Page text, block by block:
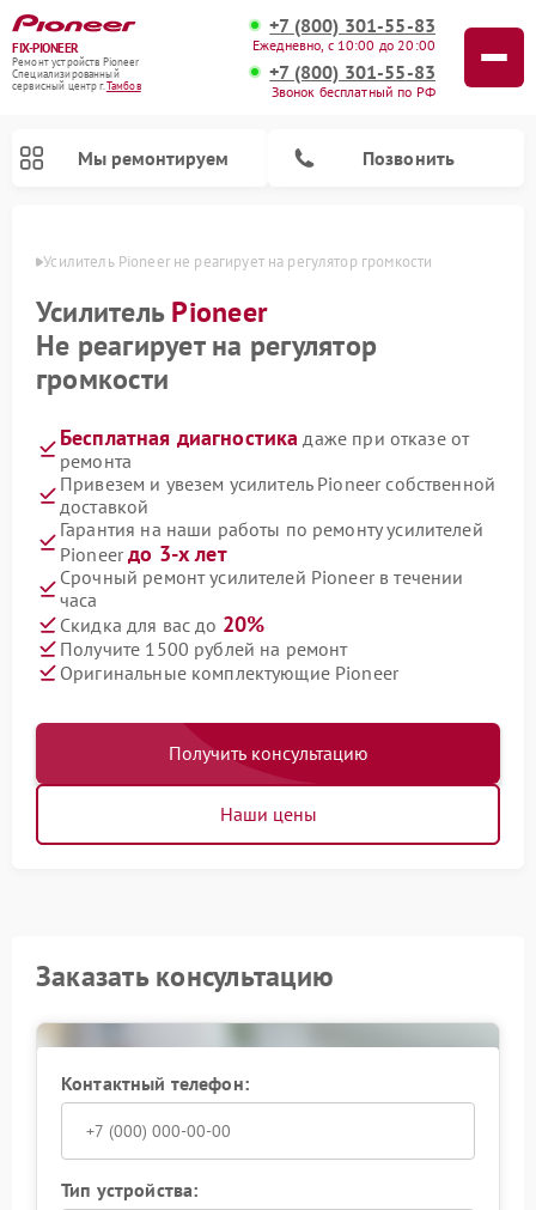
FIX-PIONEER
Ремонт устройств Pioneer
Специализированный
cервисный центр г.Тамбов
+7 (800) 301-55-83
Ежедневно, с 10:00 до 20:00
+7 (800) 301-55-83
Звонок бесплатный по РФ
Мы ремонтируем Позвонить
Усилитель Pioneer не реагирует на регулятор громкости
УсилительPioneer
Не реагирует на регулятор
громкости
Бесплатная диагностика даже при отказе от
ремонта
Привезем и увезем усилитель Pioneer собственной
доставкой
Гарантия на наши работы по ремонту усилителей
Pioneerдо 3-х лет
Срочный ремонт усилителей Pioneer в течении
часа
Скидка для вас до 20%
Получите 1500 рублей на ремонт
Оригинальные комплектующие Pioneer
Получить консультацию
Наши цены
Заказать консультацию
Контактный телефон:
Тип устройства: